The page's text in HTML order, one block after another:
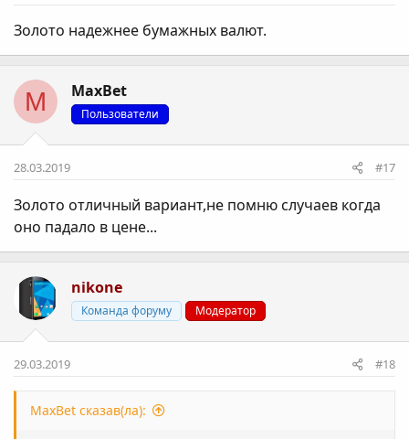
Золото надежнее бумажных валют.
M MaxBet
Пользователи
28.03.2019 #17
Золото отличный вариант,не помню случаев когда
оно падало в цене...
nikone
Команда форуму Модератор
29.03.2019 #18
MaxBet сказав(ла):